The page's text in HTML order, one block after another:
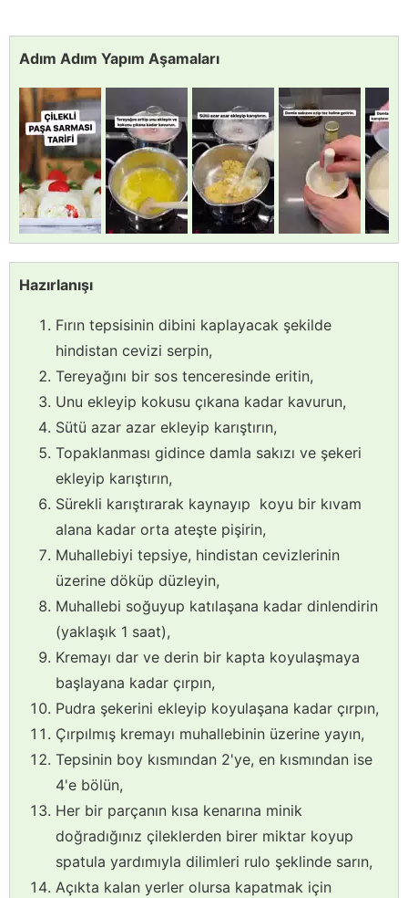
Adım Adım Yapım Aşamaları
Hazırlanışı
Fırın tepsisinin dibini kaplayacak şekilde
hindistan cevizi serpin,
Tereyağını bir sos tenceresinde eritin,
Unu ekleyip kokusu çıkana kadar kavurun,
Sütü azar azar ekleyip karıştırın,
Topaklanması gidince damla sakızı ve şekeri
ekleyip karıştırın,
Sürekli karıştırarak kaynayıp koyu bir kıvam
alana kadar orta ateşte pişirin,
Muhallebiyi tepsiye, hindistan cevizlerinin
üzerine döküp düzleyin,
Muhallebi soğuyup katılaşana kadar dinlendirin
(yaklaşık 1 saat),
Kremayı dar ve derin bir kapta koyulaşmaya
başlayana kadar çırpın,
Pudra şekerini ekleyip koyulaşana kadar çırpın,
Çırpılmış kremayı muhallebinin üzerine yayın,
Tepsinin boy kısmından 2'ye, en kısmından ise
4'e bölün,
Her bir parçanın kısa kenarına minik
doğradığınız çileklerden birer miktar koyup
spatula yardımıyla dilimleri rulo şeklinde sarın,
Açıkta kalan yerler olursa kapatmak için